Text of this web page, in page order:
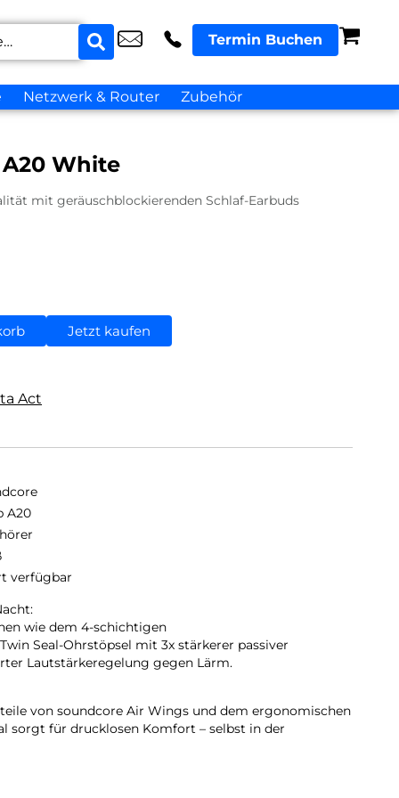
Termin Buchen
Netzwerk & Router Zubehör
White
mit geräuschblockierenden Schlaf-Earbuds
Jetzt kaufen
Act
A20
verfügbar
wie dem 4-schichtigen
Seal-Ohrstöpsel mit 3x stärkerer passiver
Lautstärkeregelung gegen Lärm.
von soundcore Air Wings und dem ergonomischen
sorgt für drucklosen Komfort – selbst in der